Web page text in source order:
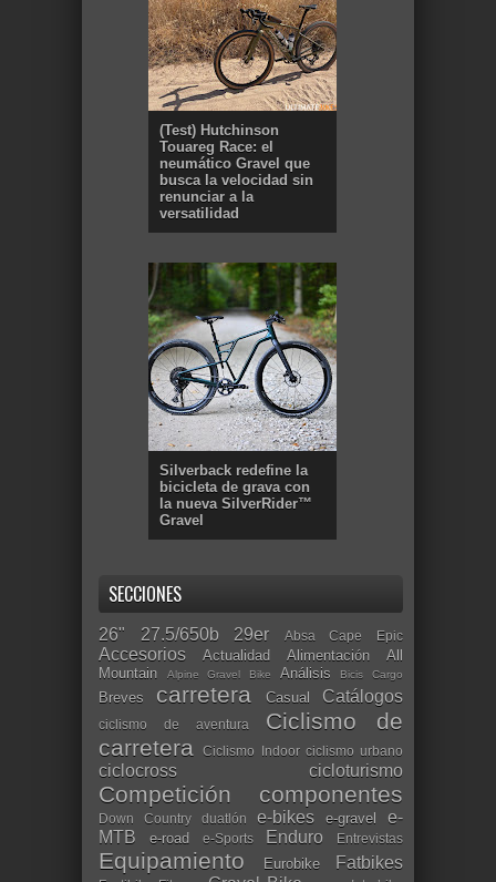
(Test) Hutchinson
Touareg Race: el
neumático Gravel que
busca la velocidad sin
renunciar a la
versatilidad
Silverback redefine la
bicicleta de grava con
la nueva SilverRider™
Gravel
SECCIONES
26" 27.5/650b 29er Absa Cape Epic
Accesorios Actualidad Alimentación
All
Mountain
Alpine Gravel Bike Análisis Bicis Cargo
Breves carretera Casual Catálogos
ciclismo de aventura
Ciclismo de
carretera
Ciclismo Indoor ciclismo urbano
ciclocross cicloturismo
Competición componentes
Down Country duatlón e-bikes e-gravel
e-
MTB
e-road e-Sports Enduro Entrevistas
Equipamiento Eurobike Fatbikes